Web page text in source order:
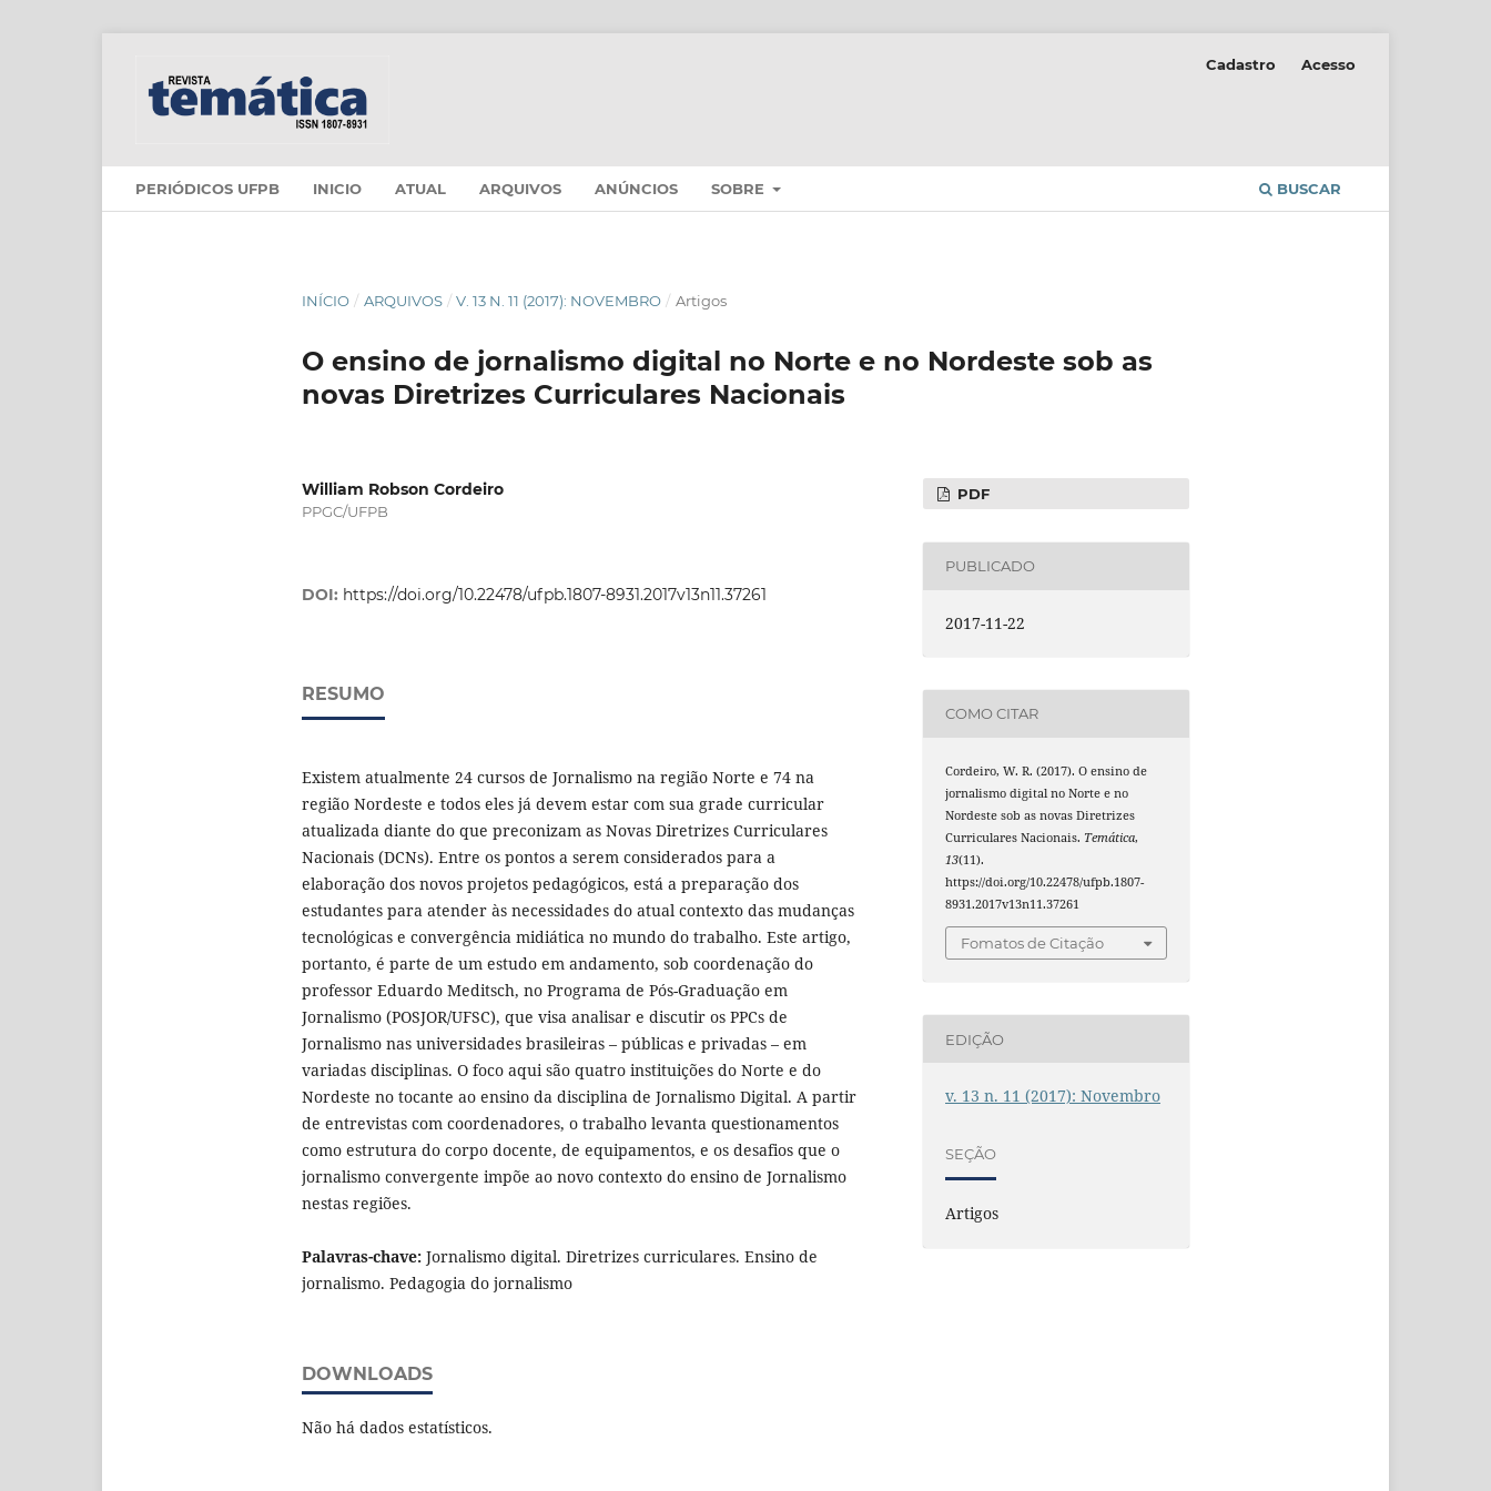
PERIÓDICOS UFPB INICIO ATUAL ARQUIVOS ANÚNCIOS SOBRE BUSCAR
Cadastro Acesso
INÍCIO / ARQUIVOS / V. 13 N. 11 (2017): NOVEMBRO / Artigos
O ensino de jornalismo digital no Norte e no Nordeste sob as
novas Diretrizes Curriculares Nacionais
William Robson Cordeiro
PPGC/UFPB
DOI: https://doi.org/10.22478/ufpb.1807-8931.2017v13n11.37261
RESUMO
Existem atualmente 24 cursos de Jornalismo na região Norte e 74 na
região Nordeste e todos eles já devem estar com sua grade curricular
atualizada diante do que preconizam as Novas Diretrizes Curriculares
Nacionais (DCNs). Entre os pontos a serem considerados para a
elaboração dos novos projetos pedagógicos, está a preparação dos
estudantes para atender às necessidades do atual contexto das mudanças
tecnológicas e convergência midiática no mundo do trabalho. Este artigo,
portanto, é parte de um estudo em andamento, sob coordenação do
professor Eduardo Meditsch, no Programa de Pós-Graduação em
Jornalismo (POSJOR/UFSC), que visa analisar e discutir os PPCs de
Jornalismo nas universidades brasileiras – públicas e privadas – em
variadas disciplinas. O foco aqui são quatro instituições do Norte e do
Nordeste no tocante ao ensino da disciplina de Jornalismo Digital. A partir
de entrevistas com coordenadores, o trabalho levanta questionamentos
como estrutura do corpo docente, de equipamentos, e os desafios que o
jornalismo convergente impõe ao novo contexto do ensino de Jornalismo
nestas regiões.
Palavras-chave: Jornalismo digital. Diretrizes curriculares. Ensino de
jornalismo. Pedagogia do jornalismo
DOWNLOADS
Não há dados estatísticos.
PDF
PUBLICADO
2017-11-22
COMO CITAR
Cordeiro, W. R. (2017). O ensino de
jornalismo digital no Norte e no
Nordeste sob as novas Diretrizes
Curriculares Nacionais. Temática,
13(11).
https://doi.org/10.22478/ufpb.1807-
8931.2017v13n11.37261
Fomatos de Citação
EDIÇÃO
v. 13 n. 11 (2017): Novembro
SEÇÃO
Artigos